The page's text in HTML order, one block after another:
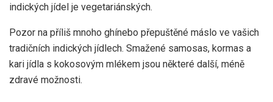
indických jídel je vegetariánských.
Pozor na příliš mnoho ghínebo přepuštěné máslo ve vašich
tradičních indických jídlech. Smažené samosas, kormas a
kari jídla s kokosovým mlékem jsou některé další, méně
zdravé možnosti.